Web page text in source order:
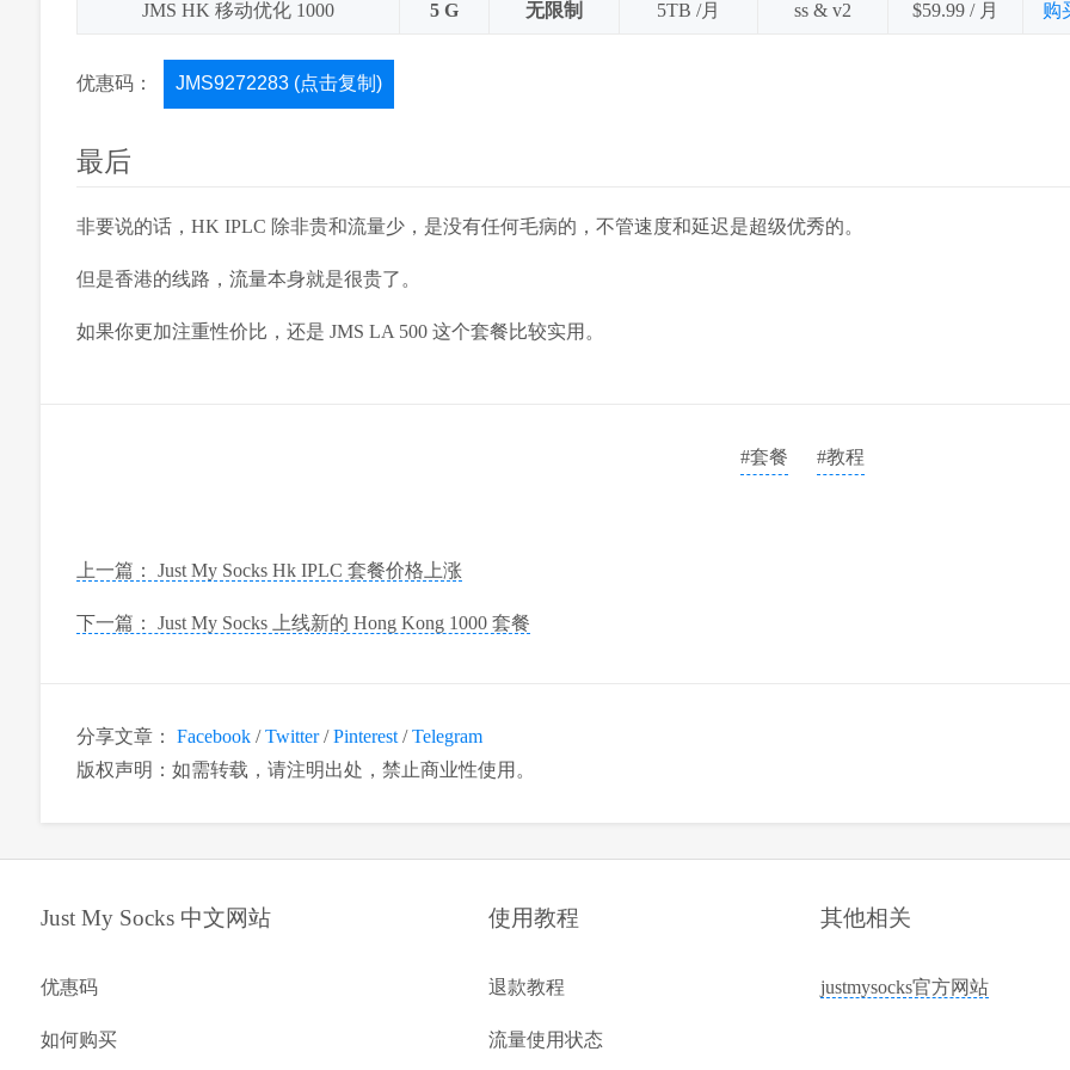
JMS HK 移动优化 1000 5 G 无限制 5TB /月 ss & v2 $59.99 / 月 购
优惠码： JMS9272283 (点击复制)
最后
非要说的话，HK IPLC 除非贵和流量少，是没有任何毛病的，不管速度和延迟是超级优秀的。
但是香港的线路，流量本身就是很贵了。
如果你更加注重性价比，还是 JMS LA 500 这个套餐比较实用。
#套餐 #教程
上一篇： Just My Socks Hk IPLC 套餐价格上涨
下一篇： Just My Socks 上线新的 Hong Kong 1000 套餐
分享文章： Facebook/Twitter/Pinterest/Telegram
版权声明：如需转载，请注明出处，禁止商业性使用。
Just My Socks 中文网站
优惠码
如何购买
使用教程
退款教程
流量使用状态
其他相关
justmysocks官方网站